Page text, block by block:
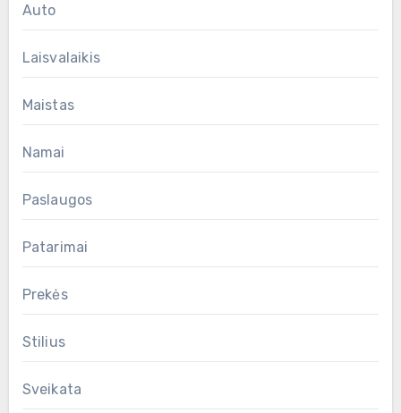
Auto
Laisvalaikis
Maistas
Namai
Paslaugos
Patarimai
Prekės
Stilius
Sveikata